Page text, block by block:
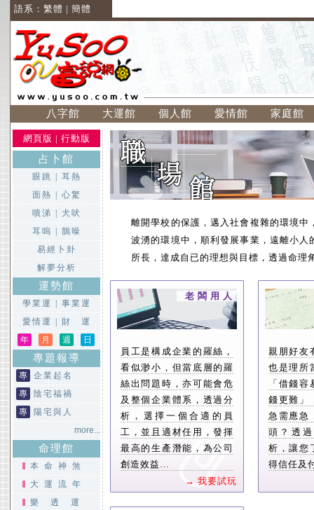
語系： 繁體 | 簡體
八字館 大運館 個人館 愛情館 家庭館
網頁版 | 行動版
占卜館
眼跳
耳熱
面熱
心驚
噴涕
犬吠
耳嗚
鵲噪
易經卜卦
解夢分析
運勢館
學業運
事業運
愛情運
財 運
年
月 週 日
專題報導
專
企業起名
專
陰宅福禍
專
陽宅與人
more...
命理館
本命神煞
大運流年
樂透運
離開學校的保護，邁入社會複雜的環境
波湧的環境中，順利發展事業，遠離小
所長，達成自已的理想與目標，透過命
老闆用人
員工是構成企業的羅絲，
看似渺小，但當底層的羅
絲出問題時，亦可能會危
及整個企業體系，透過分
析，選擇一個合適的員
工，並且適材任用，發揮
最高的生產潛能，為公司
創造效益…
→ 我要試玩
親朋好友
也是理所
「借錢
錢更難」
急需應急
頭？透
析，讓您
得信任及